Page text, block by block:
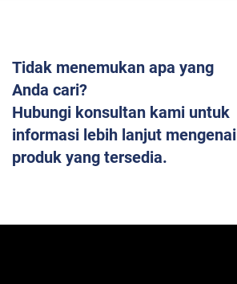
Tidak menemukan apa yang
Anda cari?
Hubungi konsultan kami untuk
informasi lebih lanjut mengenai
produk yang tersedia.